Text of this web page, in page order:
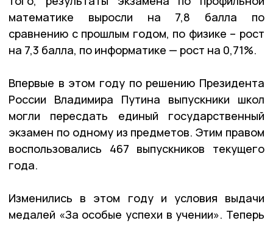
математике выросли на 7,8 балла по
сравнению с прошлым годом, по физике – рост
на 7,3 балла, по информатике — рост на 0,71%.
Впервые в этом году по решению Президента
России Владимира Путина выпускники школ
могли пересдать единый государственный
экзамен по одному из предметов. Этим правом
воспользовались 467 выпускников текущего
года.
Изменились в этом году и условия выдачи
медалей «За особые успехи в учении». Теперь